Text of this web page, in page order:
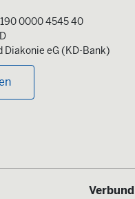
0000 4545 40
Diakonie eG (KD-Bank)
Verbund